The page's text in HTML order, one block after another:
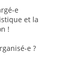
e
et la
!
e ?